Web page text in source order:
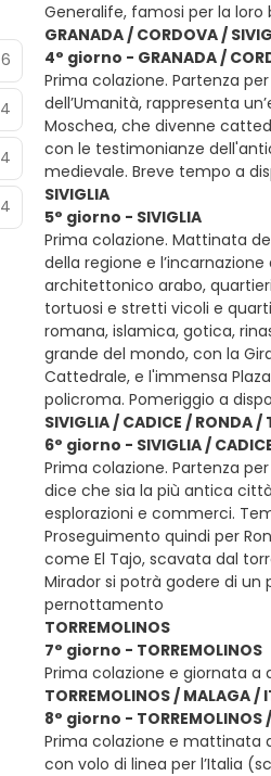
6
4
4
4
Generalife, famosi per la
GRANADA / CORDOVA /
4° giorno - GRANADA /
Prima colazione. Partenza
dell’Umanità, rappresenta
Moschea, che divenne
con le testimonianze
medievale. Breve tempo a
SIVIGLIA
5° giorno - SIVIGLIA
Prima colazione. Mattinata
della regione e
architettonico arabo,
tortuosi e stretti vicoli e
romana, islamica, gotica,
grande del mondo, con la
Cattedrale, e l'immensa
policroma. Pomeriggio a
SIVIGLIA / CADICE / RONDA /
6° giorno - SIVIGLIA /
Prima colazione. Partenza
dice che sia la più antica
esplorazioni e commerci.
Proseguimento quindi per
come El Tajo, scavata dal
Mirador si potrà godere di
pernottamento
TORREMOLINOS
7° giorno - TORREMOLINOS
Prima colazione e giornata a
TORREMOLINOS / MALAGA /
8° giorno - TORREMOLINOS
Prima colazione e mattinata
con volo di linea per l’Italia